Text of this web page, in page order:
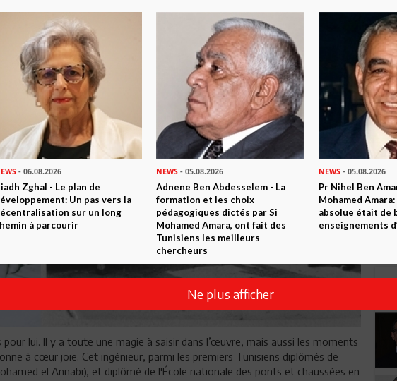
lui. Il y a toute une magie à saisir dans l’œuvre, mais aussi les moments
à cœur joie. Cet ingénieur, parmi les premiers Tunisiens diplômés de
el Annabi), et diplômé de l'École nationale des ponts et chaussées en
- 06.08.2026
Zghal - Le plan de
Un pas vers la
sur un long
à parcourir
NEWS - 05.08.2026
Adnene Ben Abdesselem - La
formation et les choix
pédagogiques dictés par Si
Mohamed Amara, ont fait des
Tunisiens les meilleurs
chercheurs
NEWS- 05.08.2026
Pr Nihel Ben
Mohamed
absolue était de
enseignements
Ne plus afficher